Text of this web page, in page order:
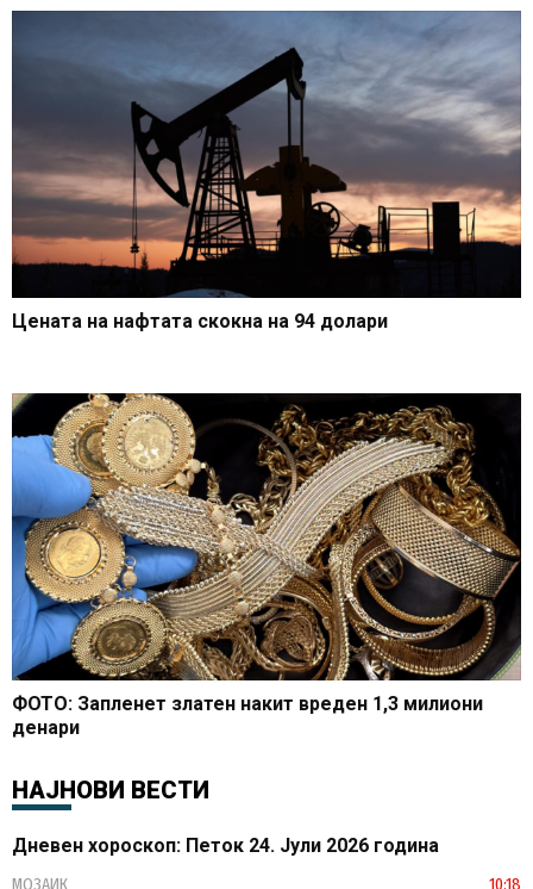
Цената на нафтата скокна на 94 долари
ФОТО: Запленет златен накит вреден 1,3 милиони
денари
НАЈНОВИ ВЕСТИ
Дневен хороскоп: Петок 24. Јули 2026 година
МОЗАИК 10:18